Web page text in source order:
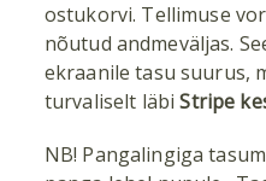
ostukorvi. Tellimuse
nõutud andmeväljas.
ekraanile tasu suurus,
turvaliselt läbiStripe
NB! Pangalingiga